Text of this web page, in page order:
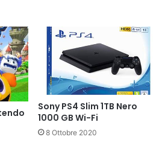
Sony PS4 Slim 1TB Nero
1000 GB Wi-Fi
8 Ottobre 2020